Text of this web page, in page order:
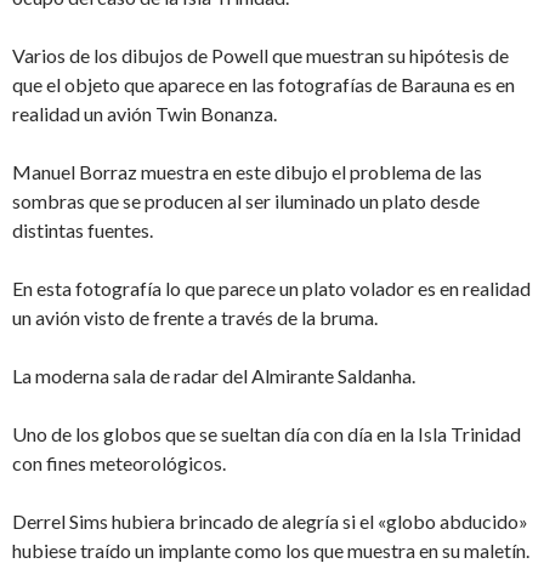
Varios de los dibujos de Powell que muestran su hipótesis de
que el objeto que aparece en las fotografías de Barauna es en
realidad un avión Twin Bonanza.
Manuel Borraz muestra en este dibujo el problema de las
sombras que se producen al ser iluminado un plato desde
distintas fuentes.
En esta fotografía lo que parece un plato volador es en realidad
un avión visto de frente a través de la bruma.
La moderna sala de radar del Almirante Saldanha.
Uno de los globos que se sueltan día con día en la Isla Trinidad
con fines meteorológicos.
Derrel Sims hubiera brincado de alegría si el «globo abducido»
hubiese traído un implante como los que muestra en su maletín.